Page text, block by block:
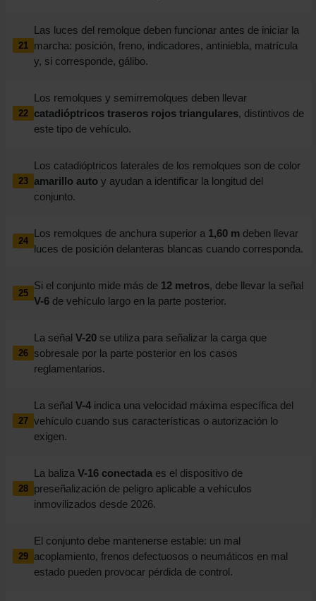
21
Las luces del remolque deben funcionar antes de iniciar la
marcha: posición, freno, indicadores, antiniebla, matrícula
y, si corresponde, gálibo.
22
Los remolques y semirremolques deben llevar
catadióptricos traseros rojos triangulares, distintivos de
este tipo de vehículo.
23
Los catadióptricos laterales de los remolques son de color
amarillo autoy ayudan a identificar la longitud del
conjunto.
24
Los remolques de anchura superior a 1,60 m deben llevar
luces de posición delanteras blancas cuando corresponda.
25
Si el conjunto mide más de 12 metros, debe llevar la señal
V-6de vehículo largo en la parte posterior.
26
La señal V-20se utiliza para señalizar la carga que
sobresale por la parte posterior en los casos
reglamentarios.
27
La señal V-4indica una velocidad máxima específica del
vehículo cuando sus características o autorización lo
exigen.
28
La baliza V-16 conectadaes el dispositivo de
preseñalización de peligro aplicable a vehículos
inmovilizados desde 2026.
29
El conjunto debe mantenerse estable: un mal
acoplamiento, frenos defectuosos o neumáticos en mal
estado pueden provocar pérdida de control.